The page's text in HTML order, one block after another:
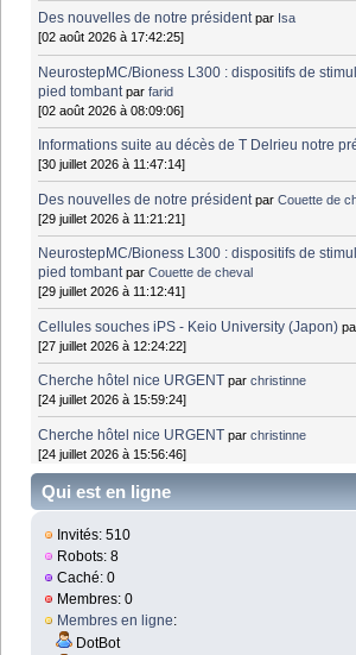
Des nouvelles de notre président par Isa
[02 août 2026 à 17:42:25]
NeurostepMC/Bioness L300 : dispositifs de
pied tombant parfarid
[02 août 2026 à 08:09:06]
Informations suite au décès de T Delrieu notre
[30 juillet 2026 à 11:47:14]
Des nouvelles de notre président parCouette de
[29 juillet 2026 à 11:21:21]
NeurostepMC/Bioness L300 : dispositifs de
pied tombant parCouette de cheval
[29 juillet 2026 à 11:12:41]
Cellules souches iPS - Keio University (Japon)
[27 juillet 2026 à 12:24:22]
Cherche hôtel nice URGENT parchristinne
[24 juillet 2026 à 15:59:24]
Cherche hôtel nice URGENT parchristinne
[24 juillet 2026 à 15:56:46]
Qui est en ligne
Invités: 510
Robots: 8
Caché: 0
Membres: 0
Membres en ligne:
DotBot